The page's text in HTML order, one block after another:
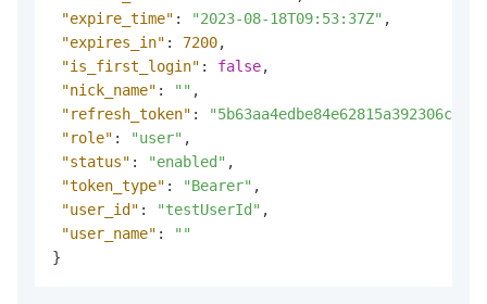
"expire_time" : "2023-08-18T09:53:37Z" ,
"expires_in" : 7200,
"is_first_login" : false,
"nick_name" : "" ,
"refresh_token" :
"role" : "user" ,
"status" : "enabled" ,
"token_type" : "Bearer" ,
"user_id" : "testUserId" ,
"user_name" :
""
}